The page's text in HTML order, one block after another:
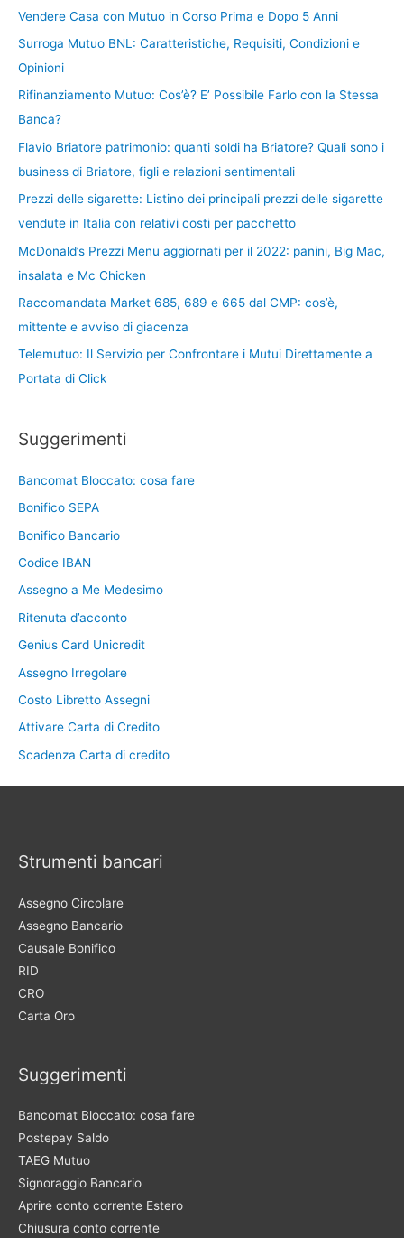
Vendere Casa con Mutuo in Corso Prima e Dopo 5 Anni
Surroga Mutuo BNL: Caratteristiche, Requisiti, Condizioni e
Opinioni
Rifinanziamento Mutuo: Cos’è? E’ Possibile Farlo con la Stessa
Banca?
Flavio Briatore patrimonio: quanti soldi ha Briatore? Quali sono i
business di Briatore, figli e relazioni sentimentali
Prezzi delle sigarette: Listino dei principali prezzi delle sigarette
vendute in Italia con relativi costi per pacchetto
McDonald’s Prezzi Menu aggiornati per il 2022: panini, Big Mac,
insalata e Mc Chicken
Raccomandata Market 685, 689 e 665 dal CMP: cos’è,
mittente e avviso di giacenza
Telemutuo: Il Servizio per Confrontare i Mutui Direttamente a
Portata di Click
Suggerimenti
Bancomat Bloccato: cosa fare
Bonifico SEPA
Bonifico Bancario
Codice IBAN
Assegno a Me Medesimo
Ritenuta d’acconto
Genius Card Unicredit
Assegno Irregolare
Costo Libretto Assegni
Attivare Carta di Credito
Scadenza Carta di credito
Strumenti bancari
Assegno Circolare
Assegno Bancario
Causale Bonifico
RID
CRO
Carta Oro
Suggerimenti
Bancomat Bloccato: cosa fare
Postepay Saldo
TAEG Mutuo
Signoraggio Bancario
Aprire conto corrente Estero
Chiusura conto corrente